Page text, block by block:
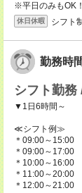
※平日のみもOK
休日休暇 シフト
勤務時
シフト勤務
▼1日6時間～
≪シフト例≫
＊09:00～15:00
＊09:00～17:00
＊10:00～16:00
＊11:00～20:00
＊12:00～21:00